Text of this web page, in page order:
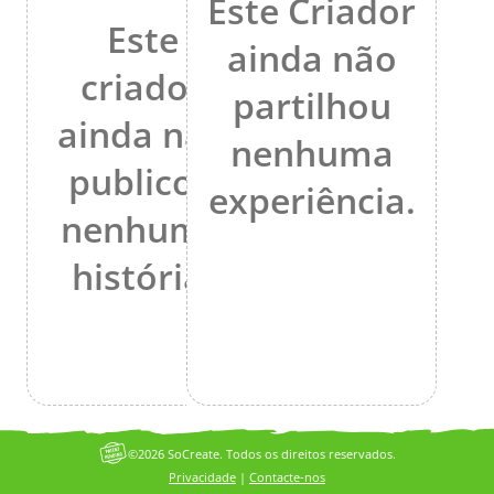
Este
criador
ainda não
publicou
nenhuma
história.
Este Criador
ainda não
partilhou
nenhuma
experiência.
Privacidade | Contacte-nos
©2026 SoCreate. Todos os direitos reservados.